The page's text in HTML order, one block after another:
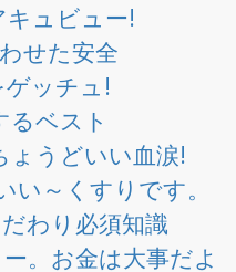
ュビュー!
せた安全
ゲッチュ!
るベスト
ょうどいい血涙!
～くすりです。
わり必須知識
。お金は大事だよ